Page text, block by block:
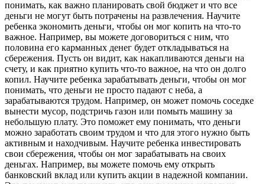
понимать, как важно планировать свой бюджет и что все
деньги не могут быть потрачены на развлечения. Научите
ребенка экономить деньги, чтобы он мог копить на что-то
важное. Например, вы можете договориться с ним, что
половина его карманных денег будет откладываться на
сбережения. Пусть он видит, как накапливаются деньги на
счету, и как приятно купить что-то важное, на что он долго
копил. Научите ребенка зарабатывать деньги, чтобы он мог
понимать, что деньги не просто падают с неба, а
зарабатываются трудом. Например, он может помочь соседке
вынести мусор, подстричь газон или помыть машину за
небольшую плату. Это поможет ему понимать, что деньги
можно заработать своим трудом и что для этого нужно быть
активным и находчивым. Научите ребенка инвестировать
свои сбережения, чтобы он мог зарабатывать на своих
деньгах. Например, вы можете помочь ему открыть
банковский вклад или купить акции в надежной компании.